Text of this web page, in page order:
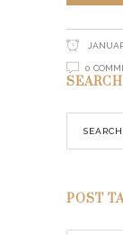
0
POST